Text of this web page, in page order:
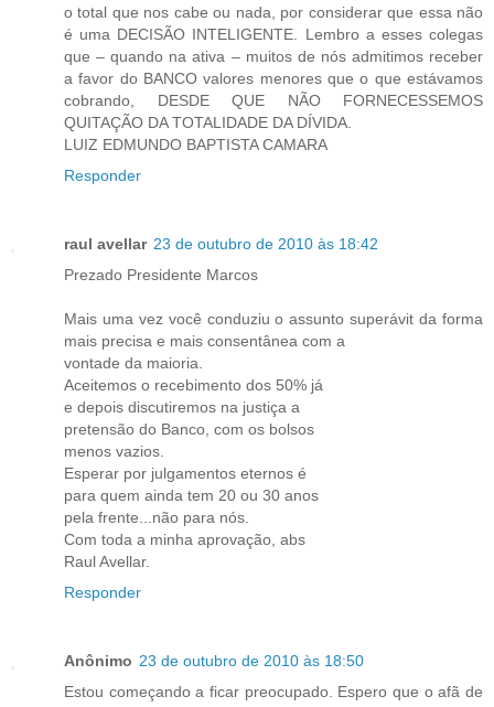
o total que nos cabe ou nada, por considerar que essa não
é uma DECISÃO INTELIGENTE. Lembro a esses colegas
que – quando na ativa – muitos de nós admitimos receber
a favor do BANCO valores menores que o que estávamos
cobrando, DESDE QUE NÃO FORNECESSEMOS
QUITAÇÃO DA TOTALIDADE DA DÍVIDA.
LUIZ EDMUNDO BAPTISTA CAMARA
Responder
raul avellar 23 de outubro de 2010 às 18:42
Prezado Presidente Marcos
Mais uma vez você conduziu o assunto superávit da forma
mais precisa e mais consentânea com a
vontade da maioria.
Aceitemos o recebimento dos 50% já
e depois discutiremos na justiça a
pretensão do Banco, com os bolsos
menos vazios.
Esperar por julgamentos eternos é
para quem ainda tem 20 ou 30 anos
pela frente...não para nós.
Com toda a minha aprovação, abs
Raul Avellar.
Responder
Anônimo 23 de outubro de 2010 às 18:50
Estou começando a ficar preocupado. Espero que o afã de